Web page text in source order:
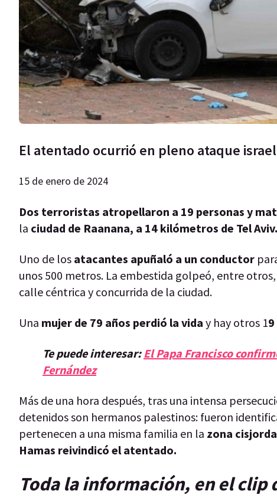
El atentado ocurrió en pleno ataque
15 de enero de 2024
Dos terroristas atropellaron a 19 personas y
la ciudad de Raanana, a 14 kilómetros de Tel Aviv.
Uno de los atacantes apuñaló a un conductor
unos 500 metros. La embestida golpeó, entre otros,
calle céntrica y concurrida de la ciudad.
Una mujer de 79 años perdió la vida y hay otros 1
Te puede interesar: El Papa Francisco
Fernández
Más de una hora después, tras una intensa
detenidos son hermanos palestinos: fueron
pertenecen a una misma familia en la zona
Hamas reivindicó el atentado.
Toda la información, en el clip